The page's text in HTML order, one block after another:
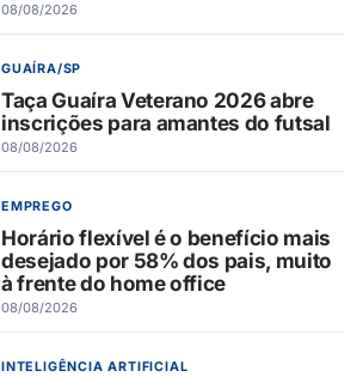
08/08/2026
GUAÍRA/SP
Taça Guaíra Veterano 2026 abre
inscrições para amantes do futsal
08/08/2026
EMPREGO
Horário flexível é o benefício mais
desejado por 58% dos pais, muito
à frente do home office
08/08/2026
INTELIGÊNCIA ARTIFICIAL